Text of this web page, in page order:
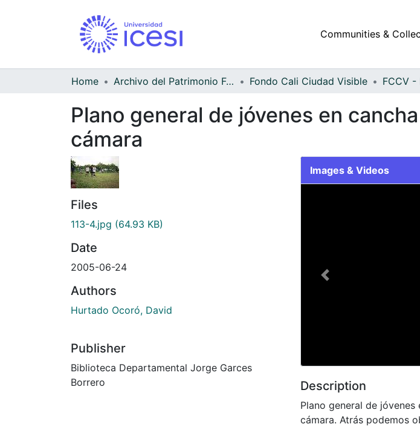
Communities &
Home Archivo del Patrimonio Fotográfico y Fílmico del Valle del Cauca Fondo Cali Ciudad Visible
Plano general de jóvenes en
cámara
Files
113-4.jpg (64.93 KB)
Date
2005-06-24
Authors
Hurtado Ocoró, David
Publisher
Biblioteca Departamental Jorge Garces
Borrero
Images & Videos
Previous
Description
Plano general de
cámara. Atrás podemos